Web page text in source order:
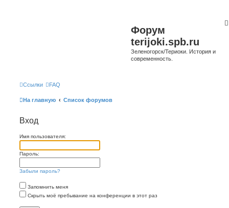
Форум
terijoki.spb.ru
Зеленогорск/Териоки. История и
современность.
Ссылки FAQ
На главную Список форумов
Вход
Имя пользователя:
Пароль:
Забыли пароль?
Запомнить меня
Скрыть моё пребывание на конференции в этот раз